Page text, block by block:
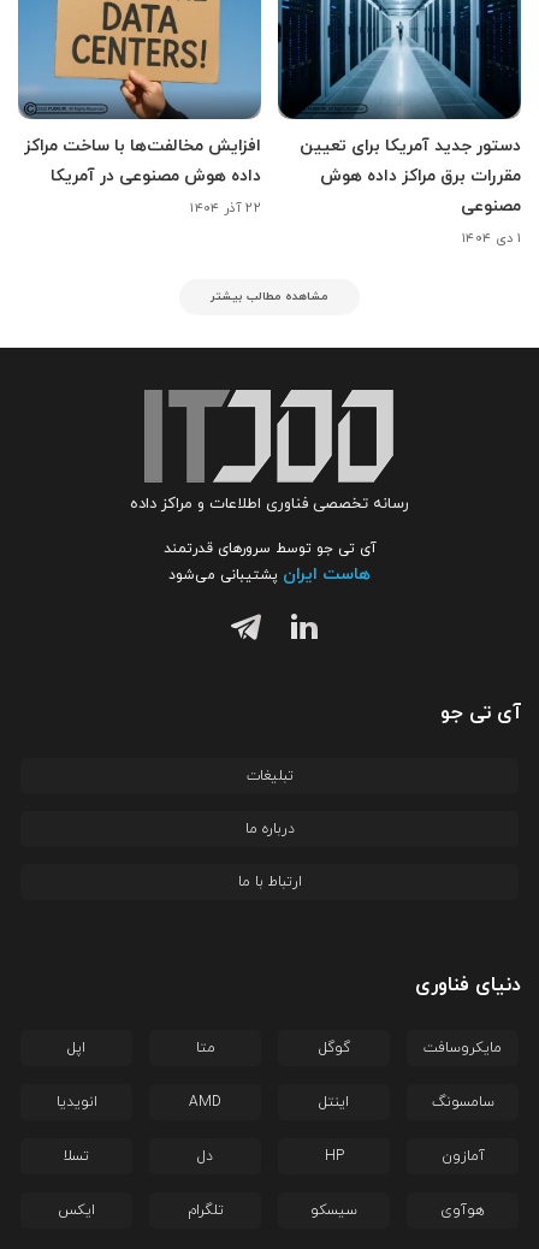
دستور جدید آمریکا برای تعیین
مقررات برق مراکز داده هوش
مصنوعی
۱ دی ۱۴۰۴
افزایش مخالفت‌ها با ساخت مراکز
داده هوش مصنوعی در آمریکا
۲۲ آذر ۱۴۰۴
مشاهده مطالب بیشتر
رسانه تخصصی فناوری اطلاعات و مراکز داده
آی تی جو توسط سرورهای قدرتمند
هاست ایران پشتیبانی می‌شود
آی تی جو
تبلیغات
درباره ما
ارتباط با ما
دنیای فناوری
مایکروسافت گوگل متا اپل
سامسونگ اینتل AMD انویدیا
آمازون HP دل تسلا
هوآوی سیسکو تلگرام ایکس